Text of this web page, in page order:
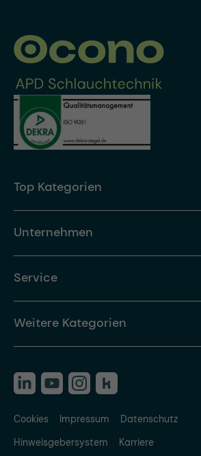
Top Kategorien
Unternehmen
Service
Weitere Kategorien
Cookies Impressum
Datenschutz
Hinweisgebersystem
Karriere